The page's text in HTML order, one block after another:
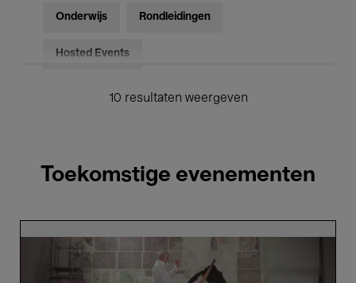
Onderwijs Rondleidingen
Hosted Events
10 resultaten weergeven
Toekomstige evenementen
Kentridge